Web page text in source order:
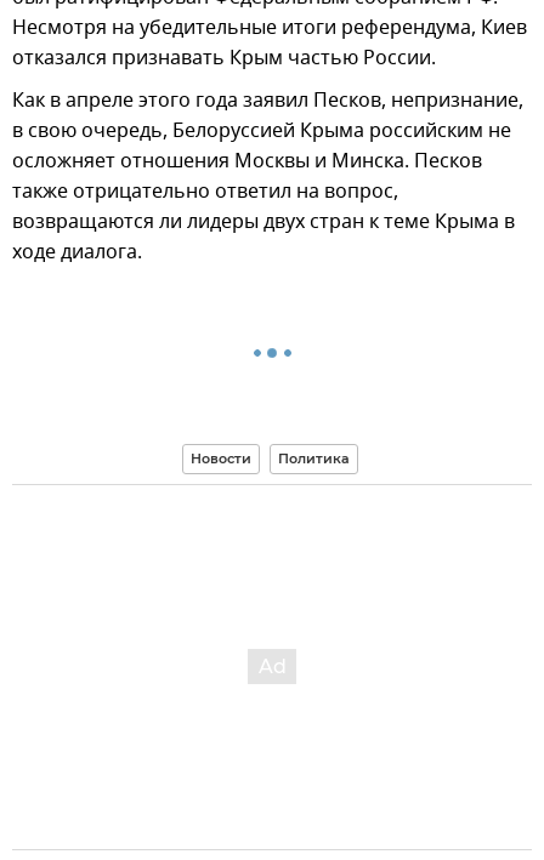
Несмотря на убедительные итоги референдума, Киев
отказался признавать Крым частью России.
Как в апреле этого года заявил Песков, непризнание,
в свою очередь, Белоруссией Крыма российским не
осложняет отношения Москвы и Минска. Песков
также отрицательно ответил на вопрос,
возвращаются ли лидеры двух стран к теме Крыма в
ходе диалога.
Новости Политика